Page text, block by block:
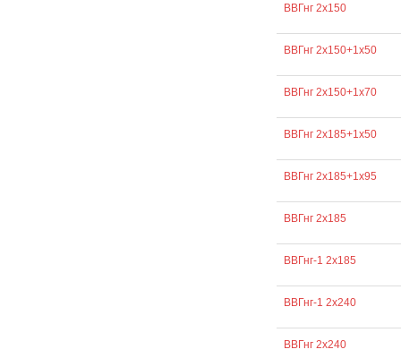
ВВГнг 2х150
ВВГнг 2х150+1х50
ВВГнг 2х150+1х70
ВВГнг 2х185+1х50
ВВГнг 2х185+1х95
ВВГнг 2х185
ВВГнг-1 2х185
ВВГнг-1 2х240
ВВГнг 2х240